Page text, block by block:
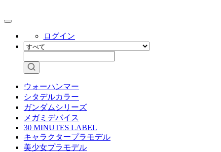
ログイン
ウォーハンマー
シタデルカラー
ガンダムシリーズ
メガミデバイス
30 MINUTES LABEL
キャラクタープラモデル
美少女プラモデル